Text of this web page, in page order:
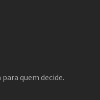
quem decide.